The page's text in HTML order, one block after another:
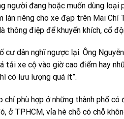
người đang hoặc muốn dùng loại
làn riêng cho xe đạp trên Mai
thông điệp để khuyến khích, cổ
cư dân nghĩ ngược lại. Ông
tải xe cộ vào giờ cao điểm hay
có lưu lượng quá ít”.
chỉ phù hợp ở những thành phố
ở TPHCM, vỉa hè chỗ có chỗ